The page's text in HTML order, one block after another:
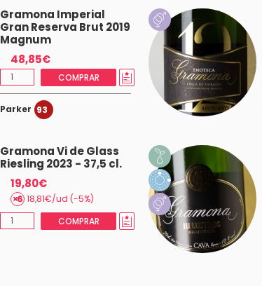
Gramona Imperial
Gran Reserva Brut 2019
Magnum
48,85€
COMPRAR
Parker 93
Gramona Vi de Glass
Riesling 2023 - 37,5 cl.
19,80€
18,81€/ud (-5%)
COMPRAR